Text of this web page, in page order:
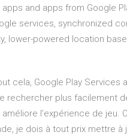
and apps from Google
services, synchronized
lower-powered location
cela, Google Play
rechercher plus facilement
l'expérience de jeu.
je dois à tout prix mettre